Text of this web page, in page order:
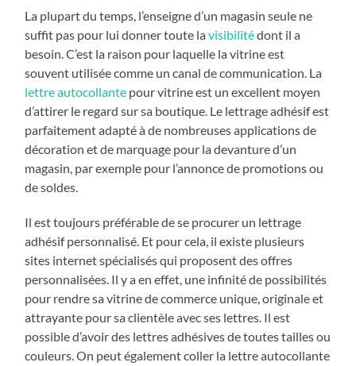
La plupart du temps, l’enseigne d’un magasin seule ne
suffit pas pour lui donner toute lavisibilitédont il a
besoin. C’est la raison pour laquelle la vitrine est
souvent utilisée comme un canal de communication. La
lettre autocollante pour vitrine est un excellent moyen
d’attirer le regard sur sa boutique. Le lettrage adhésif est
parfaitement adapté à de nombreuses applications de
décoration et de marquage pour la devanture d’un
magasin, par exemple pour l’annonce de promotions ou
de soldes.
Il est toujours préférable de se procurer un lettrage
adhésif personnalisé. Et pour cela, il existe plusieurs
sites internet spécialisés qui proposent des offres
personnalisées. Il y a en effet, une infinité de possibilités
pour rendre sa vitrine de commerce unique, originale et
attrayante pour sa clientèle avec ses lettres. Il est
possible d’avoir des lettres adhésives de toutes tailles ou
couleurs. On peut également coller la lettre autocollante